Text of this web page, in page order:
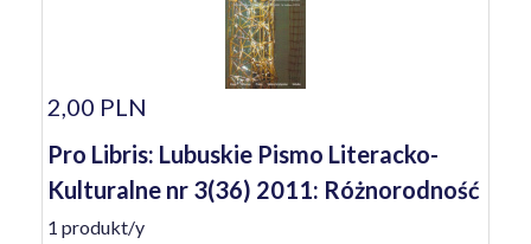
2,00 PLN
Pro Libris: Lubuskie Pismo Literacko-
Kulturalne nr 3(36) 2011: Różnorodność
1 produkt/y